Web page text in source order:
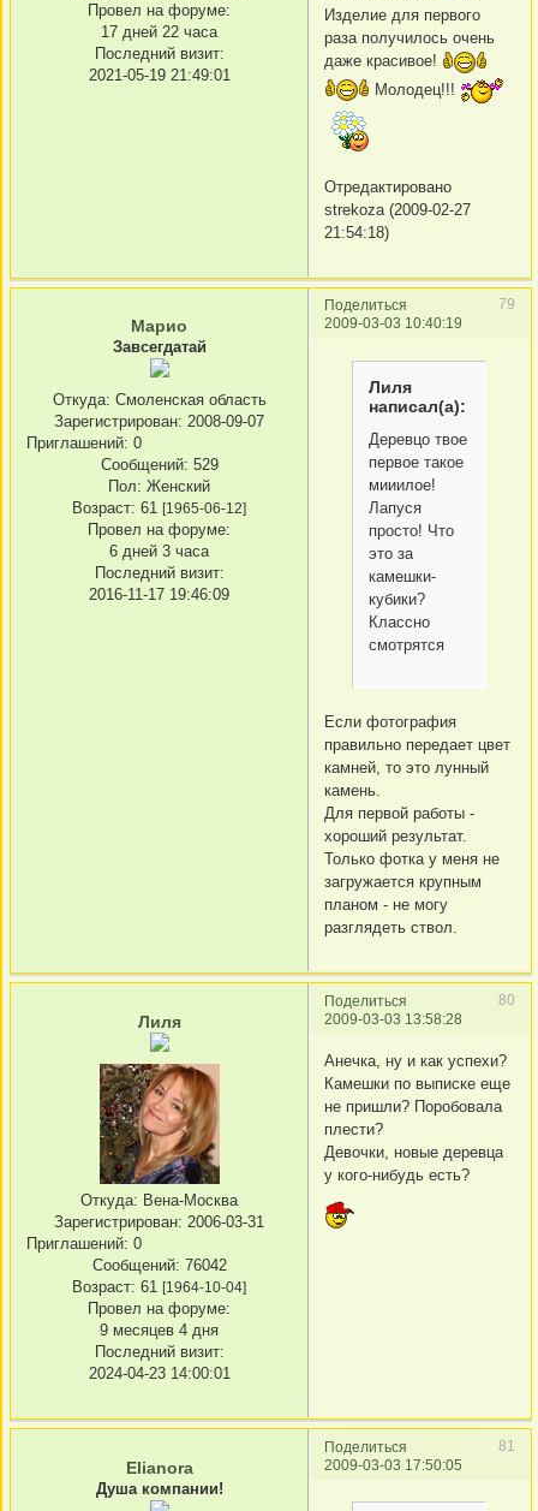
Провел на форуме:
17 дней 22 часа
Последний визит:
2021-05-19 21:49:01
Изделие для первого
раза получилось очень
даже красивое!
Молодец!!!
Отредактировано
strekoza (2009-02-27
21:54:18)
Поделиться
79
2009-03-03 10:40:19
Марио
Завсегдатай
Откуда: Смоленская область
Зарегистрирован: 2008-09-07
Приглашений: 0
Сообщений: 529
Пол: Женский
Возраст: 61 [1965-06-12]
Провел на форуме:
6 дней 3 часа
Последний визит:
2016-11-17 19:46:09
Лиля
написал(а):
Деревцо твое
первое такое
мииилое!
Лапуся
просто! Что
это за
камешки-
кубики?
Классно
смотрятся
Если фотография
правильно передает цвет
камней, то это лунный
камень.
Для первой работы -
хороший результат.
Только фотка у меня не
загружается крупным
планом - не могу
разглядеть ствол.
Поделиться
80
2009-03-03 13:58:28
Лиля
Откуда: Вена-Москва
Зарегистрирован: 2006-03-31
Приглашений: 0
Сообщений: 76042
Возраст: 61 [1964-10-04]
Провел на форуме:
9 месяцев 4 дня
Последний визит:
2024-04-23 14:00:01
Анечка, ну и как успехи?
Камешки по выписке еще
не пришли? Поробовала
плести?
Девочки, новые деревца
у кого-нибудь есть?
Поделиться
81
2009-03-03 17:50:05
Elianora
Душа компании!